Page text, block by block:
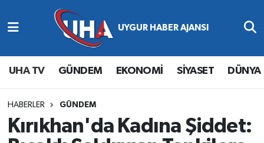
UHA TV GÜNDEM EKONOMİ SİYASET DÜNYA
HABERLER GÜNDEM
Kırıkhan'da Kadına Şiddet:
Abone Ol
Gündem
Ekonomi
Magazin
Nöbetçi Eczaneler
Hava Durumu
Namaz Vakitleri
Trafik Durumu